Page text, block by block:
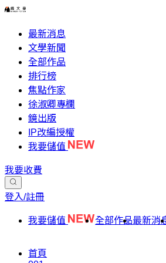
最新消息
文學新聞
全部作品
排行榜
焦點作家
徐淑卿專欄
鏡出版
IP改編授權
我要儲值
我要收費
登入/註冊
我要儲值 全部作品最新消
首頁